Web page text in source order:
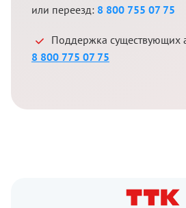
или переезд: 8 800 755 07 75
Поддержка существующих
8 800 775 07 75